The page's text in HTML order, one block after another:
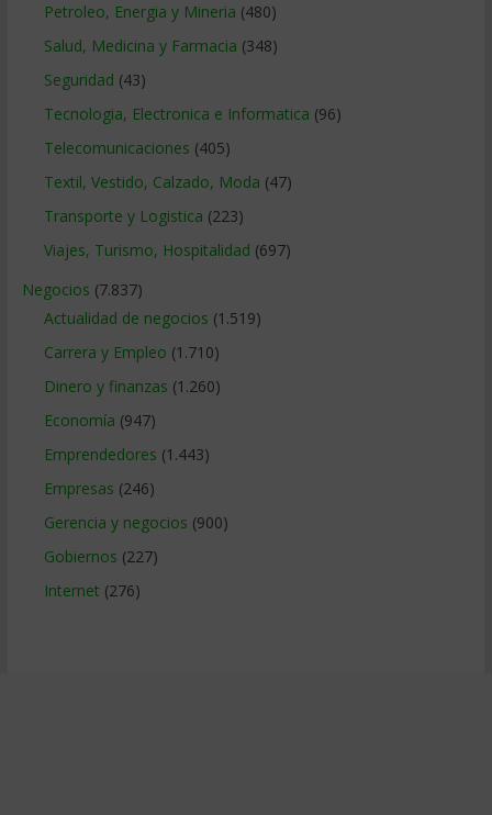
Petroleo, Energia y Mineria (480)
Salud, Medicina y Farmacia (348)
Seguridad (43)
Tecnologia, Electronica e Informatica (96)
Telecomunicaciones (405)
Textil, Vestido, Calzado, Moda (47)
Transporte y Logistica (223)
Viajes, Turismo, Hospitalidad (697)
Negocios (7.837)
Actualidad de negocios (1.519)
Carrera y Empleo (1.710)
Dinero y finanzas (1.260)
Economía (947)
Emprendedores (1.443)
Empresas (246)
Gerencia y negocios (900)
Gobiernos (227)
Internet (276)